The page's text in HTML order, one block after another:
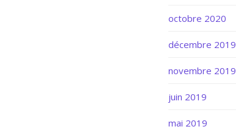
octobre 2020
décembre 2019
novembre 2019
juin 2019
mai 2019